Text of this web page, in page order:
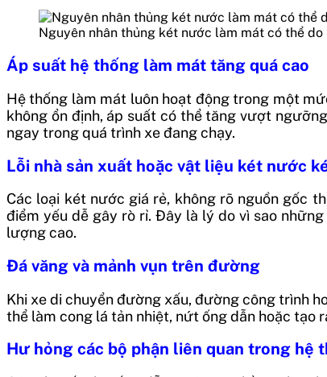
Nguyên nhân thủng két nước làm mát có thể
Áp suất hệ thống làm mát tăng quá cao
Hệ thống làm mát luôn hoạt động trong một
không ổn định, áp suất có thể tăng vượt
ngay trong quá trình xe đang chạy.
Lỗi nhà sản xuất hoặc vật liệu két nước
Các loại két nước giá rẻ, không rõ nguồn gốc
điểm yếu dễ gây rò rỉ. Đây là lý do vì sao
lượng cao.
Đá văng và mảnh vụn trên đường
Khi xe di chuyển đường xấu, đường công trình
thể làm cong lá tản nhiệt, nứt ống dẫn hoặc tạo
Hư hỏng các bộ phận liên quan trong hệ